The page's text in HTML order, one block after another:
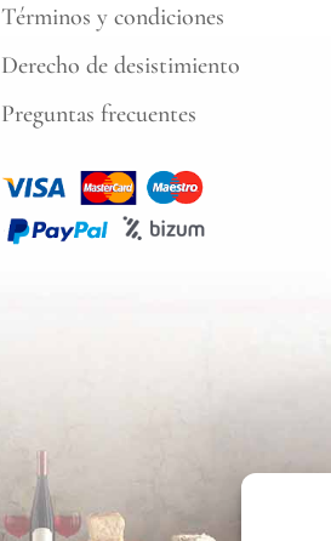
Términos y condiciones
Derecho de desistimiento
Preguntas frecuentes